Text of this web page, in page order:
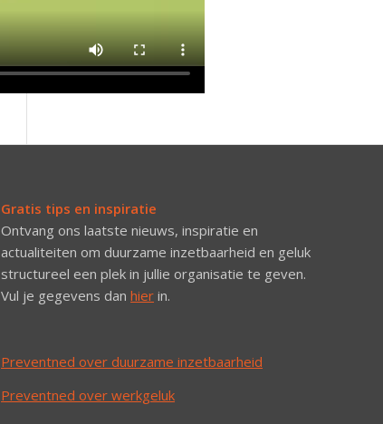
Gratis tips en inspiratie
Ontvang ons laatste nieuws, inspiratie en
actualiteiten om duurzame inzetbaarheid en geluk
structureel een plek in jullie organisatie te geven.
Vul je gegevens danhier in.
Preventned over duurzame inzetbaarheid
Preventned over werkgeluk